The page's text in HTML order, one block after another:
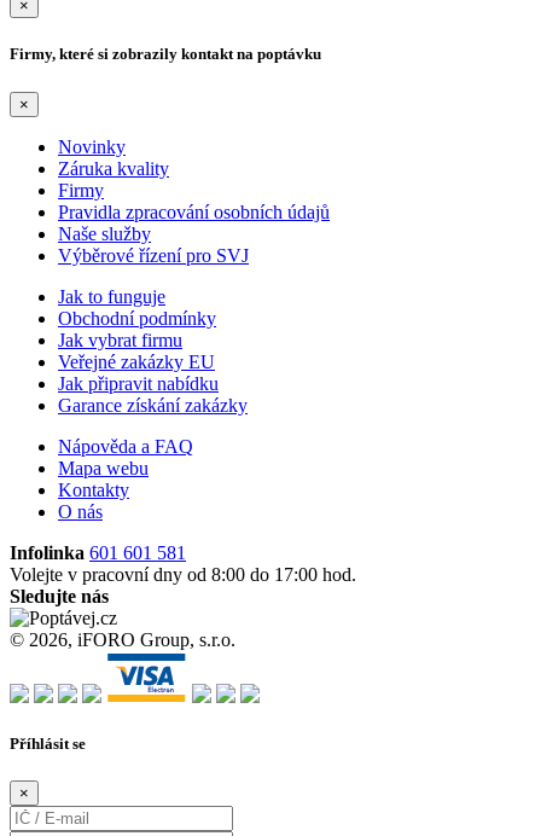
×
Firmy, které si zobrazily kontakt na poptávku
×
Novinky
Záruka kvality
Firmy
Pravidla zpracování osobních údajů
Naše služby
Výběrové řízení pro SVJ
Jak to funguje
Obchodní podmínky
Jak vybrat firmu
Veřejné zakázky EU
Jak připravit nabídku
Garance získání zakázky
Nápověda a FAQ
Mapa webu
Kontakty
O nás
Infolinka 601 601 581
Volejte v pracovní dny od 8:00 do 17:00 hod.
Sledujte nás
© 2026, iFORO Group, s.r.o.
Příhlásit se
×